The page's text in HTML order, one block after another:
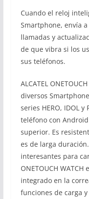
Cuando el reloj
Smartphone, envía
llamadas y
de que vibra si los
sus teléfonos.
ALCATEL
diversos
series HERO, IDOL
teléfono con
superior. Es
es de larga
interesantes para
ONETOUCH
integrado en la
funciones de carga